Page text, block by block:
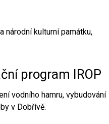
národní kulturní památku,
program IROP
vodního hamru, vybudování
v Dobřívě.